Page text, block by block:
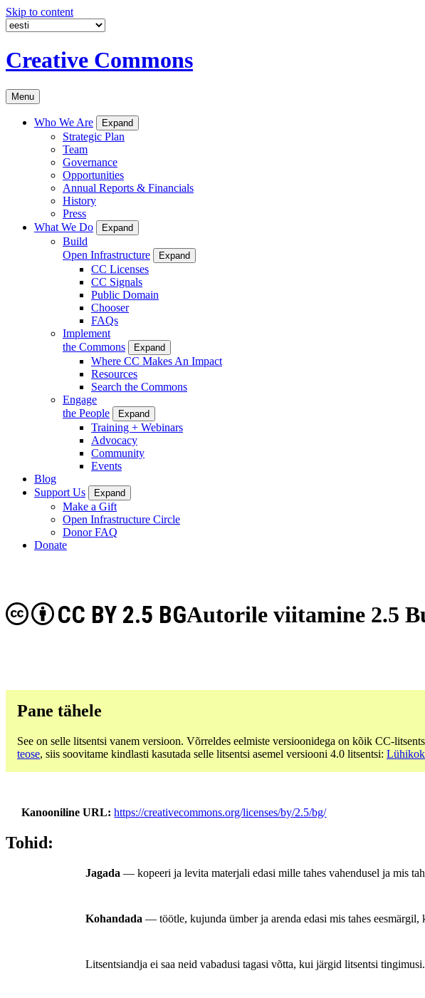
Skip to content
Creative Commons
Menu
Who We Are Expand
Strategic Plan
Team
Governance
Opportunities
Annual Reports & Financials
History
Press
What We Do
Expand
Build
Open Infrastructure
Expand
CC Licenses
CC Signals
Public Domain
Chooser
FAQs
Implement
the Commons
Expand
Where CC Makes An Impact
Resources
Search the Commons
Engage
the People
Expand
Training + Webinars
Advocacy
Community
Events
Blog
Support Us
Expand
Make a Gift
Open Infrastructure Circle
Donor FAQ
Donate
Autorile viitamine 2.5
CC BY 2.5 BG
Pane tähele
See on selle litsentsi vanem versioon. Võrreldes eelmiste versioonidega on kõik CC-
teose, siis soovitame kindlasti kasutada selle litsentsi asemel versiooni 4.0 litsentsi:
Kanooniline URL https://creativecommons.org/licenses/by/2.5/bg/
Tohid:
Jagada — kopeeri ja levita materjali edasi mille tahes vahendusel ja mis
Kohandada — töötle, kujunda ümber ja arenda edasi mis tahes eesmärgil,
Litsentsiandja ei saa neid vabadusi tagasi võtta, kui järgid litsentsi tingimusi.